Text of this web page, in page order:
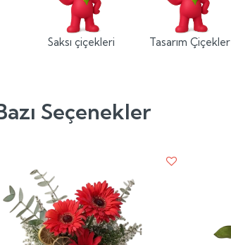
Saksı çiçekleri Tasarım Çiçekler
Seçenekler